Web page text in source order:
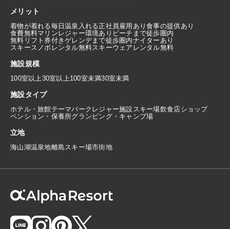
メリット
着物が着れる毎日温泉入れる正社員雇用あり食事の提供あり
食費無料マリンレジャー環境あり ビーチまで徒歩圏内
無料リフト券付きゲレンデまで徒歩圏内ナイターあり
スキースノボレンタル無料スキーウェアレンタル無料
施設規模
100室以上30室以上100室未満30室未満
施設タイプ
ホテル・旅館テーマパーク レジャー施設スキー場飲食店ショップ
ペンション・保養所グランピング・キャンプ場
立地
海山湖温泉地離島スキー場市街地